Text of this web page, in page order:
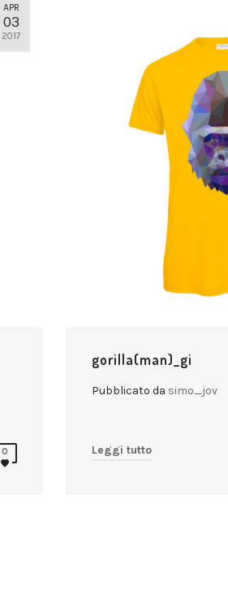
APR
03
2017
0
gorilla(man)_gi
Pubblicato da simo_jov
Leggi tutto